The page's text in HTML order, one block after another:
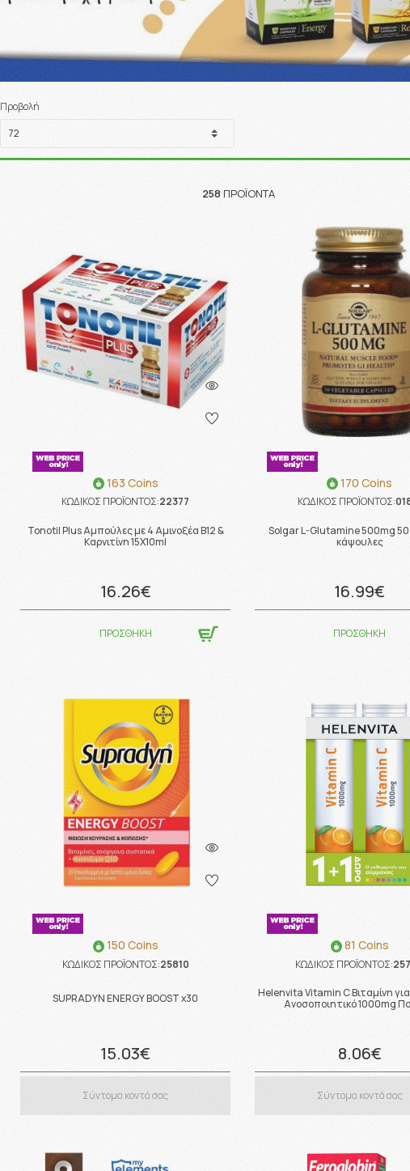
Προβολή
258 ΠΡΟΪΌΝΤΑ
163 Coins
ΚΩΔΙΚΟΣ ΠΡΟΪΟΝΤΟΣ:22377
Tonotil Plus Αμπούλες με 4 Αμινοξέα Β12 &
Καρνιτίνη 15X10ml
16.26€
ΠΡΟΣΘΗΚΗ
170 Coins
ΚΩΔΙΚΟΣ ΠΡΟΪΟΝΤΟΣ:
Solgar L-Glutamine 500mg
κάψουλες
16.99€
ΠΡΟΣΘΗΚΗ
150 Coins
ΚΩΔΙΚΟΣ ΠΡΟΪΟΝΤΟΣ:25810
SUPRADYN ENERGY BOOST x30
15.03€
Σύντομα κοντά σας
81 Coins
ΚΩΔΙΚΟΣ ΠΡΟΪΟΝΤΟΣ:
Helenvita Vitamin C Βιταμίνη για
Ανοσοποιητικό 1000mg
8.06€
Σύντομα κοντά σας